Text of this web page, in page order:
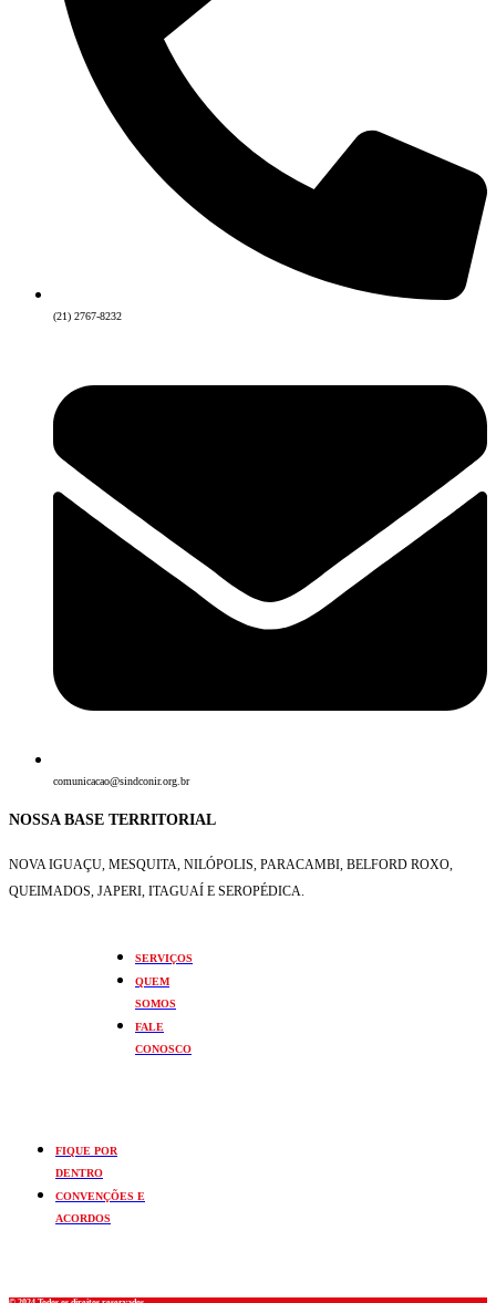
(21) 2767-8232
comunicacao@sindconir.org.br
NOSSA BASE TERRITORIAL
NOVA IGUAÇU, MESQUITA, NILÓPOLIS, PARACAMBI, BELFORD ROXO,
QUEIMADOS, JAPERI, ITAGUAÍ E SEROPÉDICA.
SERVIÇOS
QUEM
SOMOS
FALE
CONOSCO
FIQUE POR
DENTRO
CONVENÇÕES E
ACORDOS